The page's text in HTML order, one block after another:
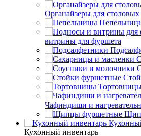
Органайзеры для
витрины для фуршета
Чафиндиши и
Кухонный инвентарь